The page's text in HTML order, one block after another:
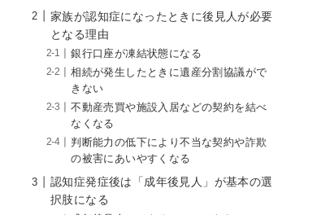
家族が認知症になったときに後見人が必要
となる理由
銀行口座が凍結状態になる
相続が発生したときに遺産分割協議がで
きない
不動産売買や施設入居などの契約を結べ
なくなる
判断能力の低下により不当な契約や詐欺
の被害にあいやすくなる
認知症発症後は「成年後見人」が基本の選
択肢になる